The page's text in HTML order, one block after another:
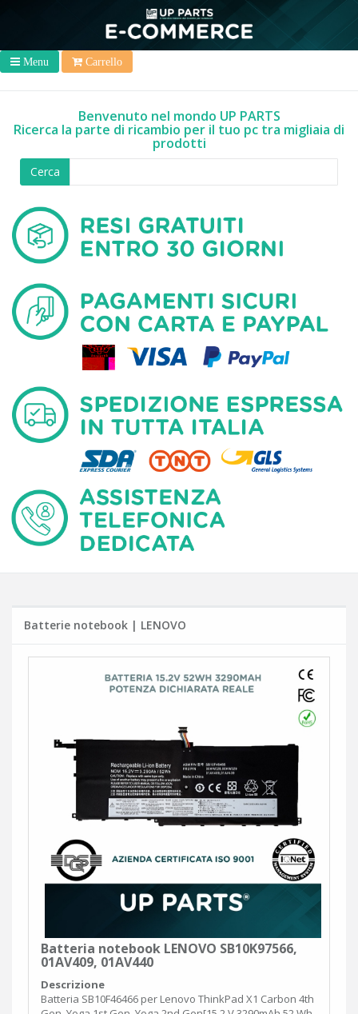
Menu Carrello
Benvenuto nel mondo UP PARTS
Ricerca la parte di ricambio per il tuo pc tra migliaia di
prodotti
Cerca
Batterie notebook | LENOVO
Batteria notebook LENOVO SB10K97566,
01AV409, 01AV440
Descrizione
Batteria SB10F46466 per Lenovo ThinkPad X1 Carbon 4th